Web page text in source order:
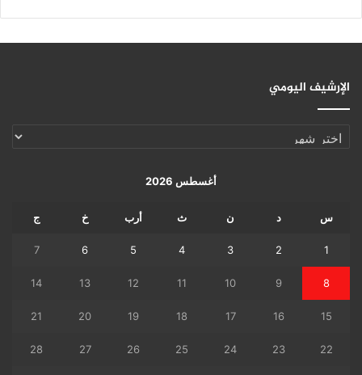
الإرشيف اليومي
الإرشيف
أغسطس 2026
س د ن ث أرب خ ج
1
2
3
4
5
6
7
8
9
10
11
12
13
14
15
16
17
18
19
20
21
22
23
24
25
26
27
28